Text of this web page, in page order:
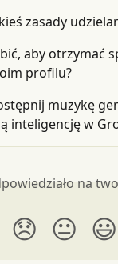
zasady
aby otrzymać
profilu?
muzykę
inteligencję w
na
😞 😐 😃